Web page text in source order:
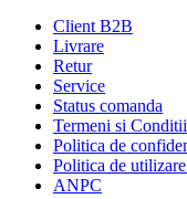
Client B2B
Livrare
Retur
Service
Status comanda
Termeni si Conditii
Politica de
Politica de
ANPC